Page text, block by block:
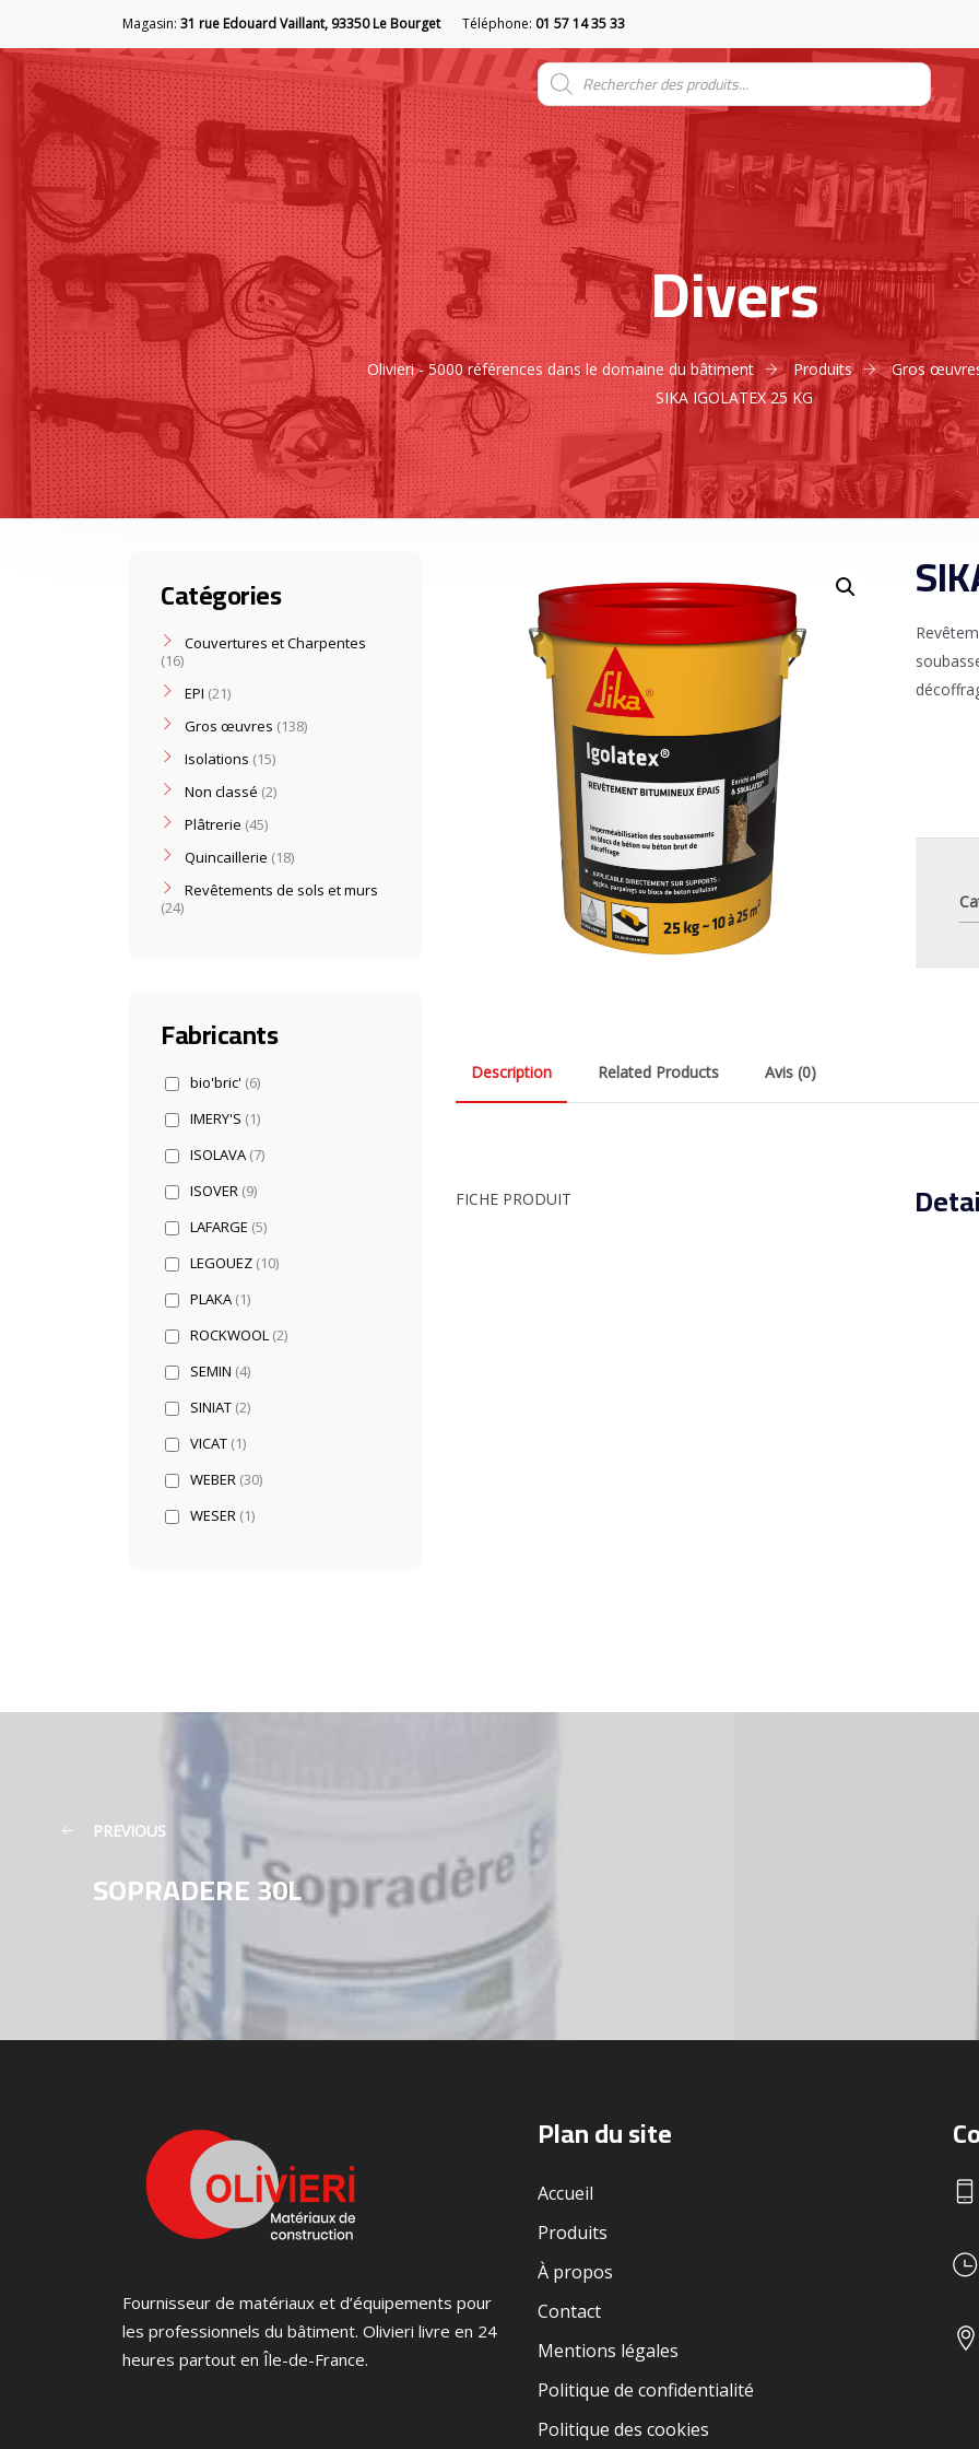
Magasin: 31 rue Edouard Vaillant, 93350 Le Bourget Téléphone: 01 57 14 35 33
Divers
Olivieri - 5000 références dans le domaine du bâtiment Produits
Gros
SIKA IGOLATEX 25 KG
Description Related Products Avis (0)
FICHE PRODUIT
Catégories
Couvertures et Charpentes
16
EPI 21
Gros œuvres 138
Isolations 15
Non classé 2
Plâtrerie 45
Quincaillerie 18
Revêtements de sols et murs
24
Fabricants
bio'bric' (6)
IMERY'S (1)
ISOLAVA (7)
ISOVER (9)
LAFARGE (5)
LEGOUEZ (10)
PLAKA (1)
ROCKWOOL (2)
SEMIN (4)
SINIAT (2)
VICAT (1)
WEBER (30)
WESER (1)
PREVIOUS
SOPRADERE 30L
Fournisseur de matériaux et d’équipements pour
les professionnels du bâtiment. Olivieri livre en 24
heures partout en Île-de-France.
Plan du site
Accueil
Produits
À propos
Contact
Mentions légales
Politique de confidentialité
Politique des cookies